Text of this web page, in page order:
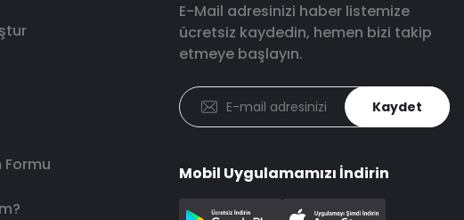
Formu
E-Mail adresinizi haber listemize
ücretsiz kaydedin, hemen bizi takip
etmeye başlayın.
Kaydet
Mobil Uygulamamızı İndirin